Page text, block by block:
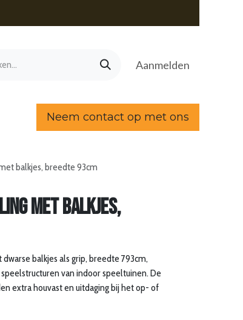
Aanmelden
Neem contact op met ons
balkjes, breedte 93cm
met balkjes,
balkjes als grip, breedte 793cm,
van indoor speeltuinen. De
extra houvast en uitdaging bij het op- of